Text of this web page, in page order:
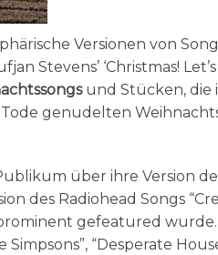
Versionen von
Stevens’ ‘Christmas!
und Stücken, die
genudelten
über ihre Version
des Radiohead Songs
gefeatured
“Desperate